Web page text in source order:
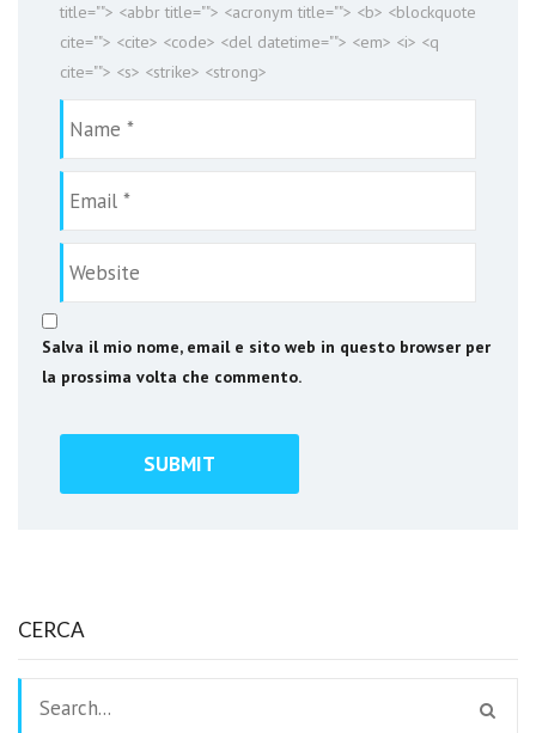
title=""> <abbr title=""> <acronym title=""> <b> <blockquote
cite=""> <cite> <code> <del datetime=""> <em> <i> <q
cite=""> <s> <strike> <strong>
Salva il mio nome, email e sito web in questo browser per
la prossima volta che commento.
CERCA